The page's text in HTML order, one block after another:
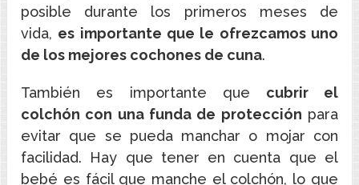
posible durante los primeros meses de
vida, es importante que le ofrezcamos uno
de los mejores cochones de cuna.
También es importante que cubrir el
colchón con una funda de protección para
evitar que se pueda manchar o mojar con
facilidad. Hay que tener en cuenta que el
bebé es fácil que manche el colchón, lo que